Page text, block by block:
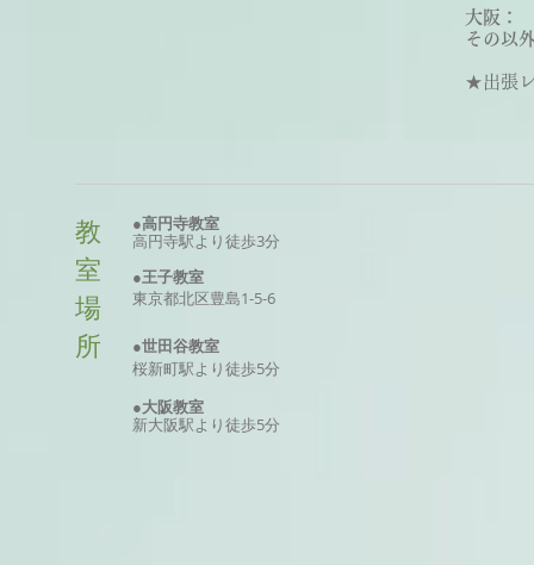
大阪
その以外
★出張レ
教
室
場
所
●高円寺教室
高円寺駅より徒歩3分
●王子教室
東京都北区豊島1-5-6
●世田谷教室
桜新町駅より徒歩5分
●大阪教室
新大阪駅より徒歩5分